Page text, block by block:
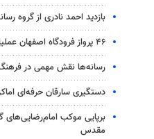
بازدید احمد نادری از گروه
۴۶ پرواز فرودگاه اصفهان عملیات اربعین امسال را انجام دادند
رسانه‌ها نقش مهمی در
دستگیری سارقان حرفه‌ای
برپایی موکب امام‌رضایی‌های
مقدس